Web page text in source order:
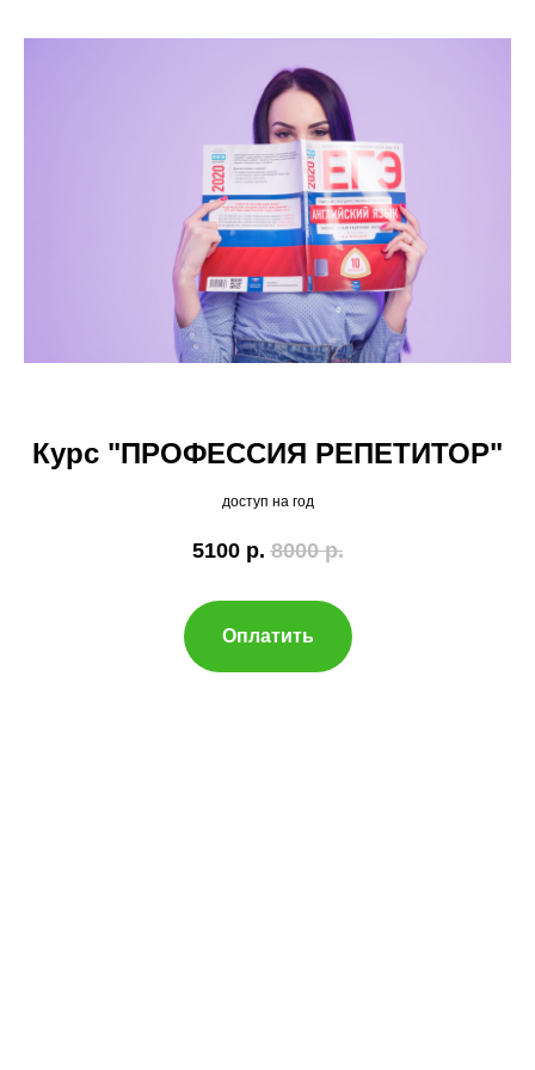
Курс "ПРОФЕССИЯ РЕПЕТИТОР"
доступ на год
5100 р. 8000 р.
Оплатить